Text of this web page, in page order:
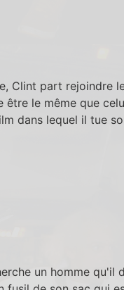
Clint part rejoindre
le même que
dans lequel il tue
un homme qu'il